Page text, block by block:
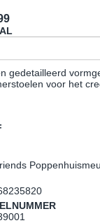
gedetailleerd
voor het